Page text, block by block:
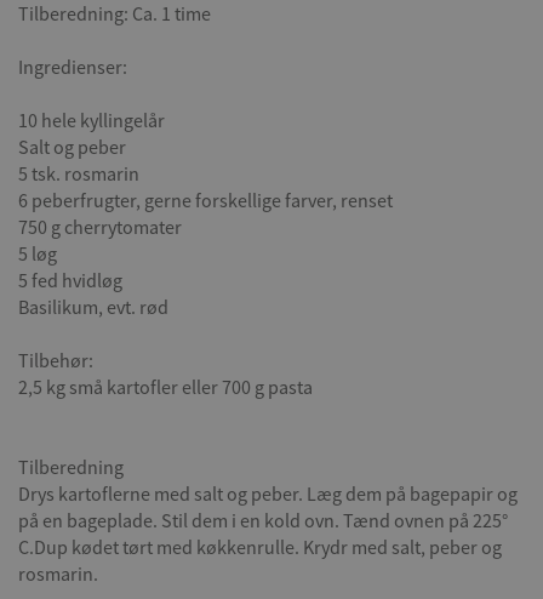
Tilberedning: Ca. 1 time
Ingredienser:
10 hele kyllingelår
Salt og peber
5 tsk. rosmarin
6 peberfrugter, gerne forskellige farver, renset
750 g cherrytomater
5 løg
5 fed hvidløg
Basilikum, evt. rød
Tilbehør:
2,5 kg små kartofler eller 700 g pasta
Tilberedning
Drys kartoflerne med salt og peber. Læg dem på bagepapir og
på en bageplade. Stil dem i en kold ovn. Tænd ovnen på 225°
C.Dup kødet tørt med køkkenrulle. Krydr med salt, peber og
rosmarin.